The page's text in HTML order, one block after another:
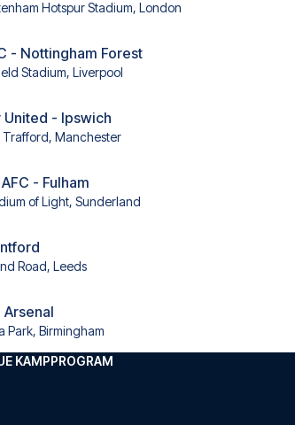
Hotspur Stadium, London
- Nottingham Forest
Stadium, Liverpool
United - Ipswich
Trafford, Manchester
- Fulham
of Light, Sunderland
Road, Leeds
Park, Birmingham
KAMPPROGRAM